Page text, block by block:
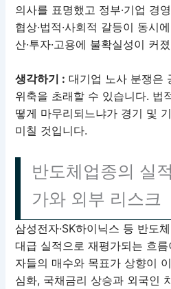
의사를 표명했고 정부·기업 경
협상·법적·사회적 갈등이 동시
산·투자·고용에 불확실성이 커
생각하기 : 대기업 노사 분쟁은
위축을 초래할 수 있습니다. 법
떻게 마무리되느냐가 경기 및
미칠 것입니다.
반도체업종의 실
가와 외부 리스크
삼성전자·SK하이닉스 등 반도
대급 실적으로 재평가되는 흐
자들의 매수와 목표가 상향이
심화, 국채금리 상승과 외국인